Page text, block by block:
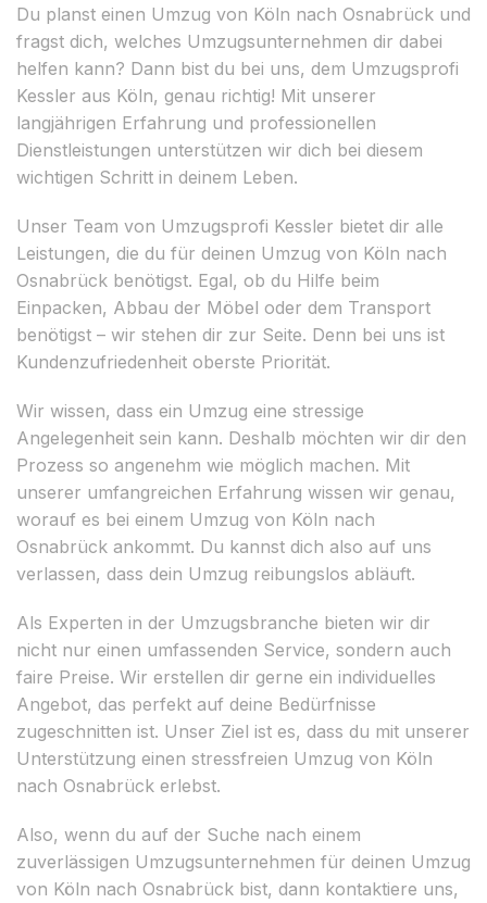
Du planst einen Umzug von Köln nach Osnabrück und
fragst dich, welches Umzugsunternehmen dir dabei
helfen kann? Dann bist du bei uns, dem Umzugsprofi
Kessler aus Köln, genau richtig! Mit unserer
langjährigen Erfahrung und professionellen
Dienstleistungen unterstützen wir dich bei diesem
wichtigen Schritt in deinem Leben.
Unser Team von Umzugsprofi Kessler bietet dir alle
Leistungen, die du für deinen Umzug von Köln nach
Osnabrück benötigst. Egal, ob du Hilfe beim
Einpacken, Abbau der Möbel oder dem Transport
benötigst – wir stehen dir zur Seite. Denn bei uns ist
Kundenzufriedenheit oberste Priorität.
Wir wissen, dass ein Umzug eine stressige
Angelegenheit sein kann. Deshalb möchten wir dir den
Prozess so angenehm wie möglich machen. Mit
unserer umfangreichen Erfahrung wissen wir genau,
worauf es bei einem Umzug von Köln nach
Osnabrück ankommt. Du kannst dich also auf uns
verlassen, dass dein Umzug reibungslos abläuft.
Als Experten in der Umzugsbranche bieten wir dir
nicht nur einen umfassenden Service, sondern auch
faire Preise. Wir erstellen dir gerne ein individuelles
Angebot, das perfekt auf deine Bedürfnisse
zugeschnitten ist. Unser Ziel ist es, dass du mit unserer
Unterstützung einen stressfreien Umzug von Köln
nach Osnabrück erlebst.
Also, wenn du auf der Suche nach einem
zuverlässigen Umzugsunternehmen für deinen Umzug
von Köln nach Osnabrück bist, dann kontaktiere uns,